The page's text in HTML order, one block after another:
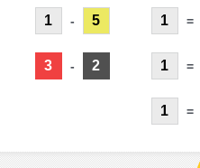
1 - 5
3 - 2
1 =
1 =
1 =